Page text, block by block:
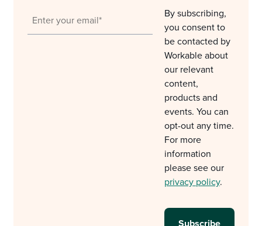
By subscribing,
you consent to
be contacted by
Workable about
our relevant
content,
products and
events. You can
opt-out any time.
For more
information
please see our
privacy policy.